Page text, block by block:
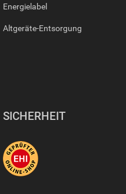
Energielabel
Altgeräte-Entsorgung
SICHERHEIT